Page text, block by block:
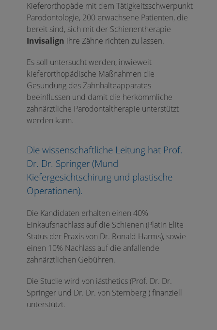
Kieferorthopäde mit dem Tätigkeitsschwerpunkt
Parodontologie, 200 erwachsene Patienten, die
bereit sind, sich mit der Schienentherapie
Invisalign ihre Zähne richten zu lassen.
Es soll untersucht werden, inwieweit
kieferorthopädische Maßnahmen die
Gesundung des Zahnhalteapparates
beeinflussen und damit die herkömmliche
zahnärztliche Parodontaltherapie unterstützt
werden kann.
Die wissenschaftliche Leitung hat Prof.
Dr. Dr. Springer (Mund
Kiefergesichtschirurg und plastische
Operationen).
Die Kandidaten erhalten einen 40%
Einkaufsnachlass auf die Schienen (Platin Elite
Status der Praxis von Dr. Ronald Harms), sowie
einen 10% Nachlass auf die anfallende
zahnärztlichen Gebühren.
Die Studie wird von iästhetics (Prof. Dr. Dr.
Springer und Dr. Dr. von Sternberg ) finanziell
unterstützt.